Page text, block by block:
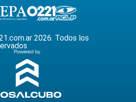
2026. Todos los